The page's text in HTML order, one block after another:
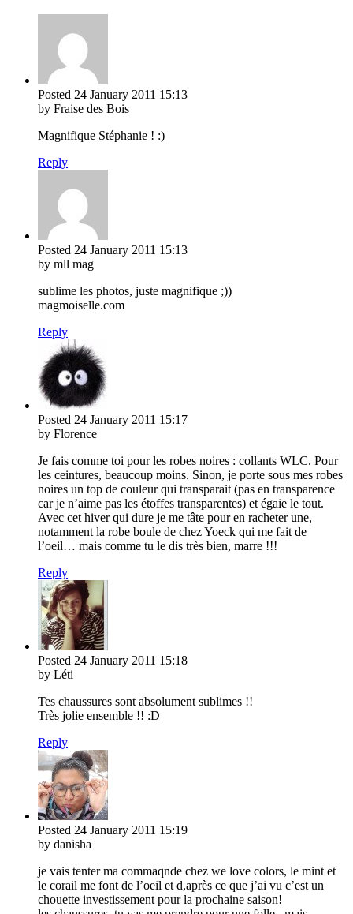
Posted 24 January 2011 15:13
by Fraise des Bois
Magnifique Stéphanie ! :)
Reply
Posted 24 January 2011 15:13
by mll mag
sublime les photos, juste magnifique ;))
magmoiselle.com
Reply
Posted 24 January 2011 15:17
by Florence
Je fais comme toi pour les robes noires : collants WLC. Pour
les ceintures, beaucoup moins. Sinon, je porte sous mes robes
noires un top de couleur qui transparait (pas en transparence
car je n’aime pas les étoffes transparentes) et égaie le tout.
Avec cet hiver qui dure je me tâte pour en racheter une,
notamment la robe boule de chez Yoeck qui me fait de
l’oeil… mais comme tu le dis très bien, marre !!!
Reply
Posted 24 January 2011 15:18
by Léti
Tes chaussures sont absolument sublimes !!
Très jolie ensemble !! :D
Reply
Posted 24 January 2011 15:19
by danisha
je vais tenter ma commaqnde chez we love colors, le mint et
le corail me font de l’oeil et d,après ce que j’ai vu c’est un
chouette investissement pour la prochaine saison!